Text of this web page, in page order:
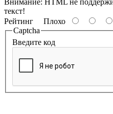
текст!
Рейтинг Плохо
Captcha
Введите код